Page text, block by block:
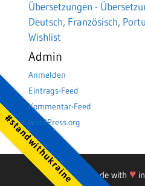
#standwithukraine
Übersetzungen -
Deutsch, Französisch,
Wishlist
Admin
Anmelden
Eintrags-Feed
Kommentar-Feed
WordPress.org
Made with ♥